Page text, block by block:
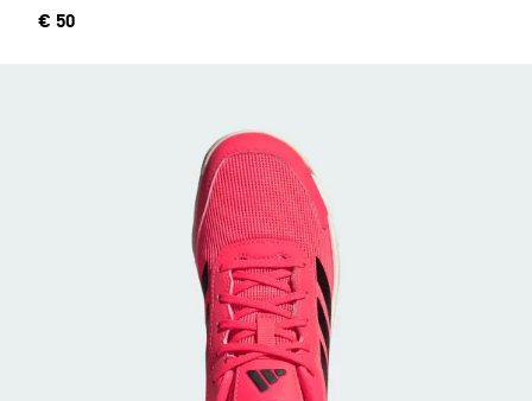
Preço
€ 50